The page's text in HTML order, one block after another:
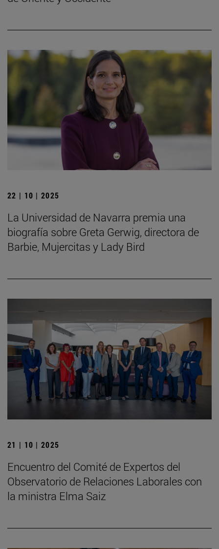
22 | 10 | 2025
La Universidad de Navarra premia una
biografía sobre Greta Gerwig, directora de
Barbie, Mujercitas y Lady Bird
21 | 10 | 2025
Encuentro del Comité de Expertos del
Observatorio de Relaciones Laborales con
la ministra Elma Saiz